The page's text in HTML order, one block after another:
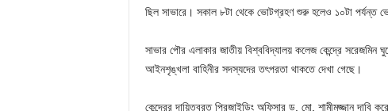
ছিল সাভারে। সকাল ৮টা থেকে ভোটগ্রহণ শুরু হলেও ১০টা পর্যন্ত
সাভার পৌর এলাকার জাতীয় বিশ্ববিদ্যালয় কলেজ কেন্দ্রে
আইনশৃঙ্খলা বাহিনীর সদস্যদের তৎপরতা থাকতে দেখা গেছে।
কেন্দ্রের দায়িত্বরত প্রিজাইডিং অফিসার ড. মো. শামীমুজ্জান